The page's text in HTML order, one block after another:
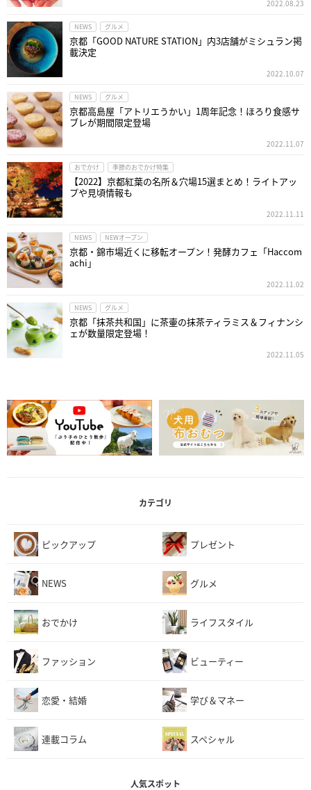
2022.08.23
NEWS グルメ
京都「GOOD NATURE STATION」内3店舗がミシュラン掲
載決定
2022.10.07
NEWS グルメ
京都高島屋「アトリエうかい」1周年記念！ほろり食感サ
ブレが期間限定登場
2022.11.07
おでかけ 季節のおでかけ特集
【2022】京都紅葉の名所＆穴場15選まとめ！ライトアッ
プや見頃情報も
2022.11.11
NEWS NEWオープン
京都・錦市場近くに移転オープン！発酵カフェ「Haccom
achi」
2022.11.02
NEWS グルメ
京都「抹茶共和国」に茶壷の抹茶ティラミス＆フィナンシ
ェが数量限定登場！
2022.11.05
カテゴリ
ピックアップ プレゼント
NEWS グルメ
おでかけ ライフスタイル
ファッション ビューティー
恋愛・結婚 学び＆マネー
連載コラム スペシャル
人気スポット